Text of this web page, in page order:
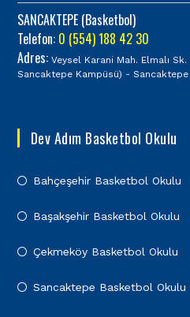
SANCAKTEPE (Basketbol)
Telefon: 0 (554) 188 42 30
Adres:Veysel Karani Mah. Elmalı Sk.
Sancaktepe Kampüsü) -
Dev Adım Basketbol Okulu
Bahçeşehir Basketbol Okulu
Başakşehir Basketbol Okulu
Çekmeköy Basketbol Okulu
Sancaktepe Basketbol Okulu